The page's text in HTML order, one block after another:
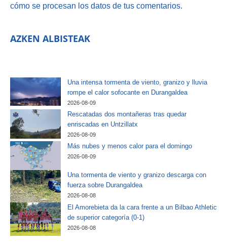
cómo se procesan los datos de tus comentarios.
AZKEN ALBISTEAK
Una intensa tormenta de viento, granizo y lluvia
rompe el calor sofocante en Durangaldea
2026-08-09
Rescatadas dos montañeras tras quedar
enriscadas en Untzillatx
2026-08-09
Más nubes y menos calor para el domingo
2026-08-09
Una tormenta de viento y granizo descarga con
fuerza sobre Durangaldea
2026-08-08
El Amorebieta da la cara frente a un Bilbao Athletic
de superior categoría (0-1)
2026-08-08